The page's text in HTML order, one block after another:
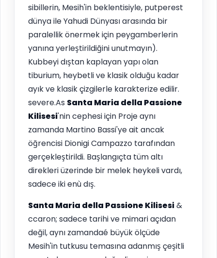
sibillerin, Mesih'in beklentisiyle, putperest
dünya ile Yahudi Dünyası arasında bir
paralellik önermek için peygamberlerin
yanına yerleştirildiğini unutmayın).
Kubbeyi dıştan kaplayan yapı olan
tiburium, heybetli ve klasik olduğu kadar
ayık ve klasik çizgilerle karakterize edilir.
severe.As Santa Maria della Passione
Kilisesi'nin cephesi için Proje aynı
zamanda Martino Bassi'ye ait ancak
öğrencisi Dionigi Campazzo tarafından
gerçekleştirildi. Başlangıçta tüm altı
direkleri üzerinde bir melek heykeli vardı,
sadece iki enù dış.
Santa Maria della Passione Kilisesi&
ccaron; sadece tarihi ve mimari açıdan
değil, aynı zamandaé büyük ölçüde
Mesih'in tutkusu temasına adanmış çeşitli